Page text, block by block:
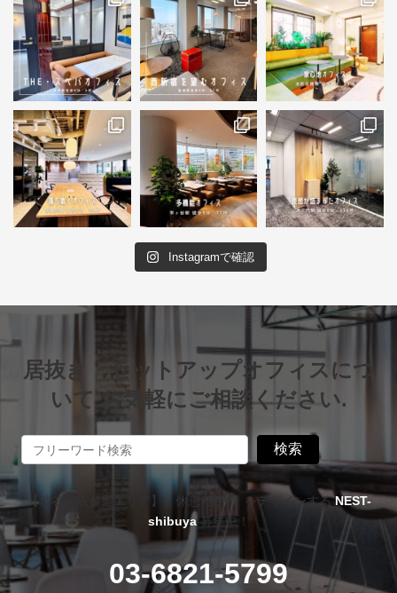
Instagramで確認
居抜き・セットアップオフィスにつ
いて お気軽にご相談ください.
検索
【渋谷・表参道エリア】「休息×集中」をデザインするNEST-
shibuya募集中！
03-6821-5799